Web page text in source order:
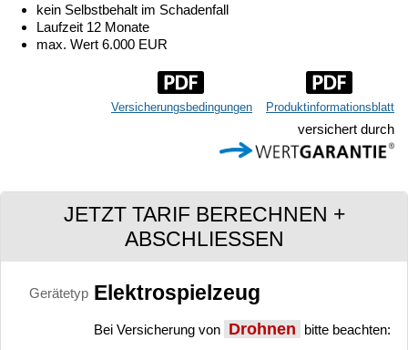
kein Selbstbehalt im Schadenfall
Laufzeit 12 Monate
max. Wert 6.000 EUR
Produktinformationsblatt
Versicherungsbedingungen
versichert durch
JETZT TARIF BERECHNEN +
ABSCHLIESSEN
Gerätetyp Elektrospielzeug
Bei Versicherung von Drohnen
bitte beachten: